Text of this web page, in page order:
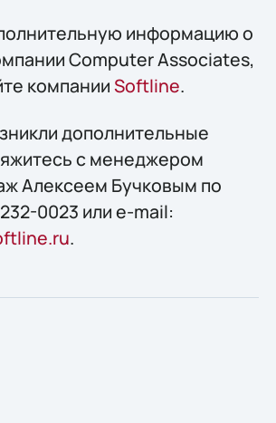
информацию о
Computer Associates,
компанииSoftline.
дополнительные
с менеджером
Алексеем Бучковым по
0023 или e-mail:
.